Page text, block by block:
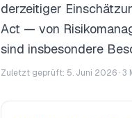
derzeitiger
Act — von
sind insbesondere
Zuletzt geprüft: 5. Juni 2026 ·3